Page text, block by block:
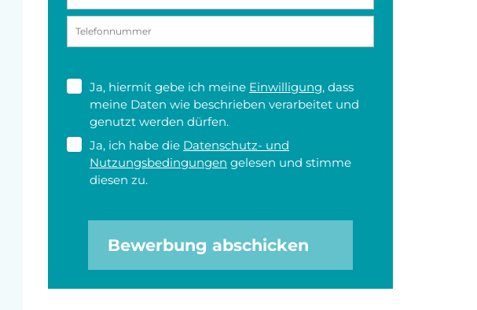
Ja, hiermit gebe ich meine Einwilligung, dass
meine Daten wie beschrieben verarbeitet und
genutzt werden dürfen.
Ja, ich habe die Datenschutz- und
Nutzungsbedingungen gelesen und stimme
diesen zu.
Bewerbung abschicken